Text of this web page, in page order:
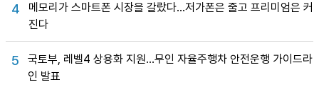
4
메모리가 스마트폰 시장을 갈랐다…저가폰은 줄고 프리미엄은 커
진다
5
국토부, 레벨4 상용화 지원…무인 자율주행차 안전운행 가이드라
인 발표